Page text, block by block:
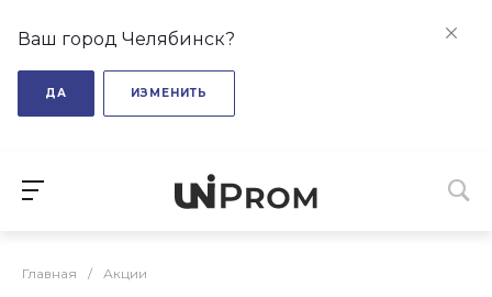
Ваш город Челябинск?
ДА ИЗМЕНИТЬ
Главная / Акции